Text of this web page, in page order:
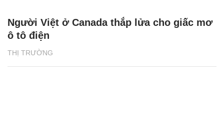
THỊ TRƯỜNG
Người Việt ở Canada thắp lửa cho giấc mơ
ô tô điện